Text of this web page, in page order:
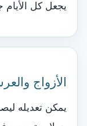
يجعل كل الأيام
الأزواج
يمكن تعديله